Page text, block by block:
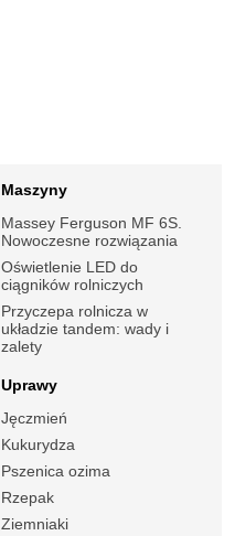
Maszyny
Massey Ferguson MF 6S.
Nowoczesne rozwiązania
Oświetlenie LED do
ciągników rolniczych
Przyczepa rolnicza w
układzie tandem: wady i
zalety
Uprawy
Jęczmień
Kukurydza
Pszenica ozima
Rzepak
Ziemniaki